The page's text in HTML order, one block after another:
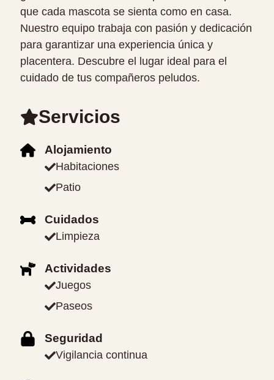
que cada mascota se sienta como en casa.
Nuestro equipo trabaja con pasión y dedicación
para garantizar una experiencia única y
placentera. Descubre el lugar ideal para el
cuidado de tus compañeros peludos.
Servicios
Alojamiento
Habitaciones
Patio
Cuidados
Limpieza
Actividades
Juegos
Paseos
Seguridad
Vigilancia continua